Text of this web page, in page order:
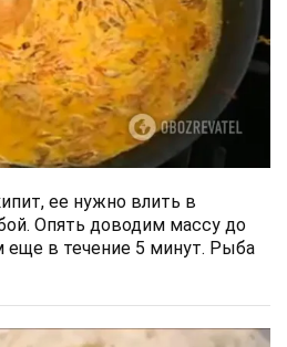
ее нужно влить в
Опять доводим массу до
еще в течение 5 минут. Рыба